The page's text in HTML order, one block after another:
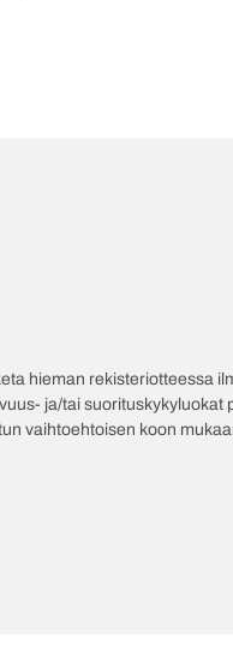
hieman rekisteriotteessa
ja/tai
vaihtoehtoisen koon